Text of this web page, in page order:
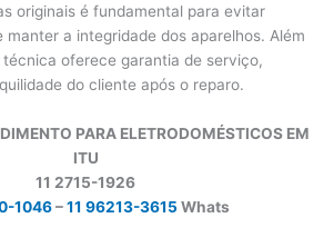
originais é fundamental para evitar
manter a integridade dos aparelhos. Além
oferece garantia de serviço,
do cliente após o reparo.
PARA ELETRODOMÉSTICOS EM
ITU
11 2715-1926
1046–11 96213-3615 Whats